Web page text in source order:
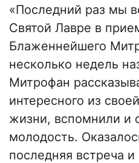
«Последний раз мы
Святой Лавре в
Блаженнейшего
несколько недель
Митрофан
интересного из
жизни, вспомнили и
молодость.
последняя встреча